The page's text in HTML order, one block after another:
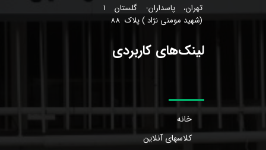
تهران، پاسداران- گلستان 1
(شهید مومنی نژاد ) پلاک 88
لینک‌های کاربردی
خانه
کلاسهای آنلاین